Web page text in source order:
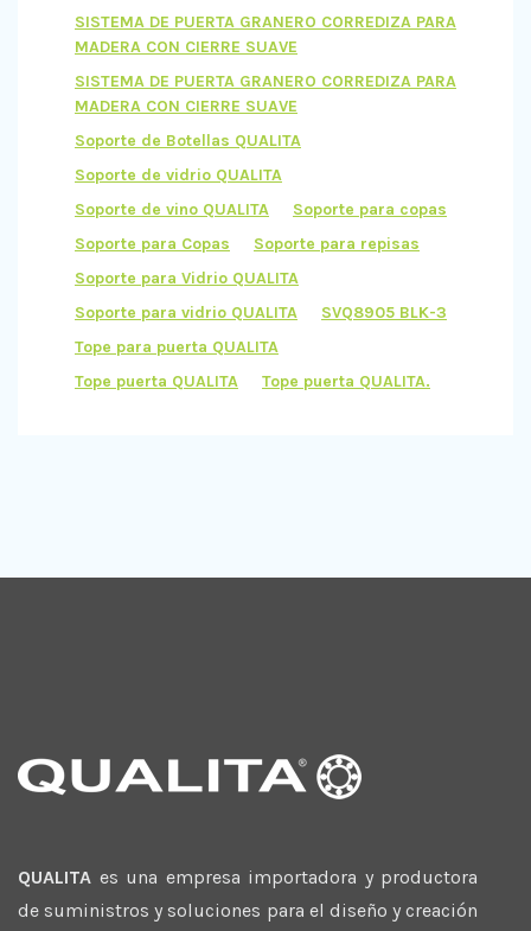
SISTEMA DE PUERTA GRANERO CORREDIZA PARA
MADERA CON CIERRE SUAVE
SISTEMA DE PUERTA GRANERO CORREDIZA PARA
MADERA CON CIERRE SUAVE
Soporte de Botellas QUALITA
Soporte de vidrio QUALITA
Soporte de vino QUALITA
Soporte para copas
Soporte para Copas
Soporte para repisas
Soporte para Vidrio QUALITA
Soporte para vidrio QUALITA
SVQ8905 BLK-3
Tope para puerta QUALITA
Tope puerta QUALITA
Tope puerta QUALITA.
QUALITA es una empresa importadora y productora
de suministros y soluciones para el diseño y creación